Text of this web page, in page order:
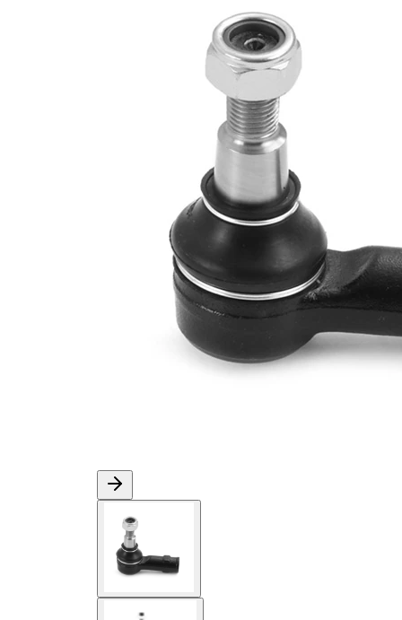
78 mm
M16 x 1,5
complémentaire/Info
avec
graisse
synthétique